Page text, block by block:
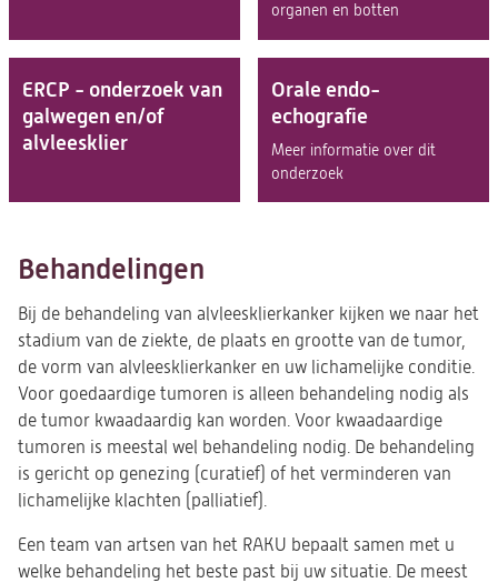
organen en botten
ERCP - onderzoek van
galwegen en/of
alvleesklier
Orale endo-
echografie
Meer informatie over dit
onderzoek
Behandelingen
Bij de behandeling van alvleesklierkanker kijken we naar het
stadium van de ziekte, de plaats en grootte van de tumor,
de vorm van alvleesklierkanker en uw lichamelijke conditie.
Voor goedaardige tumoren is alleen behandeling nodig als
de tumor kwaadaardig kan worden. Voor kwaadaardige
tumoren is meestal wel behandeling nodig. De behandeling
is gericht op genezing (curatief) of het verminderen van
lichamelijke klachten (palliatief).
Een team van artsen van het RAKU bepaalt samen met u
welke behandeling het beste past bij uw situatie. De meest